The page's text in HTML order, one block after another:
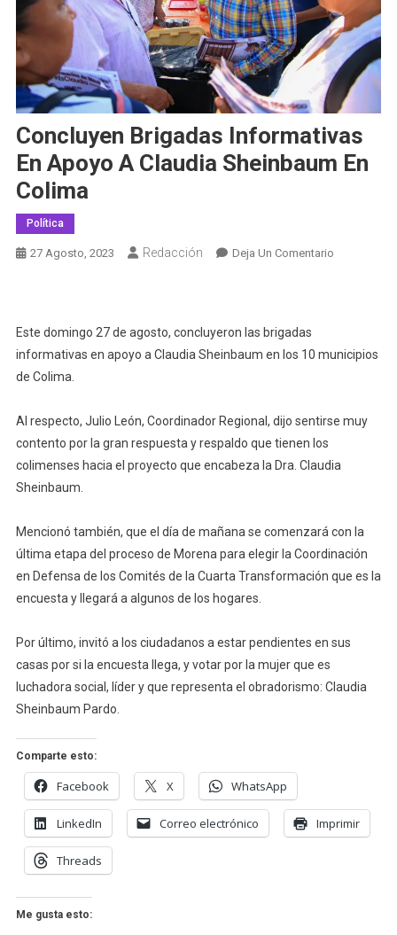
Concluyen Brigadas Informativas
En Apoyo A Claudia Sheinbaum En
Colima
Política
27 Agosto, 2023 Redacción Deja Un ComentarioEn
Apoyo
Sheinbaum
Este domingo 27 de agosto, concluyeron las brigadas
informativas en apoyo a Claudia Sheinbaum en los 10 municipios
de Colima.
Al respecto, Julio León, Coordinador Regional, dijo sentirse muy
contento por la gran respuesta y respaldo que tienen los
colimenses hacia el proyecto que encabeza la Dra. Claudia
Sheinbaum.
Mencionó también, que el día de mañana se comenzará con la
última etapa del proceso de Morena para elegir la Coordinación
en Defensa de los Comités de la Cuarta Transformación que es la
encuesta y llegará a algunos de los hogares.
Por último, invitó a los ciudadanos a estar pendientes en sus
casas por si la encuesta llega, y votar por la mujer que es
luchadora social, líder y que representa el obradorismo: Claudia
Sheinbaum Pardo.
Comparte esto:
Facebook X WhatsApp
LinkedIn Correo electrónico Imprimir
Threads
Me gusta esto: